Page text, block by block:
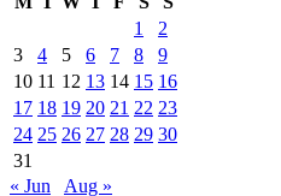
1
2
3
4 5 6 7 8
9
10 11 12 13 14 15 16
17 18 19 20 21 22 23
24 25 26 27 28 29 30
31
« Jun
Aug »